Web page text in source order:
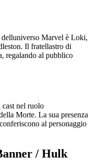
Marvel è Loki,
Il fratellastro di
regalando al pubblico
cast nel ruolo
Morte. La sua presenza
al personaggio
/ Hulk